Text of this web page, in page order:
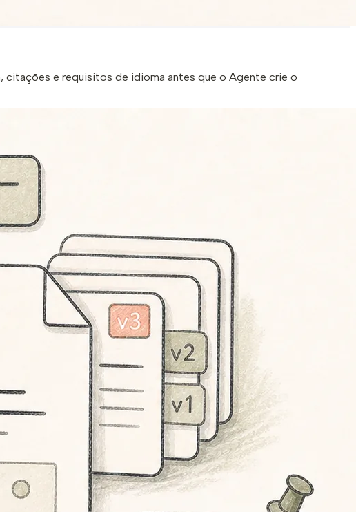
citações e requisitos de idioma antes que o Agente crie o